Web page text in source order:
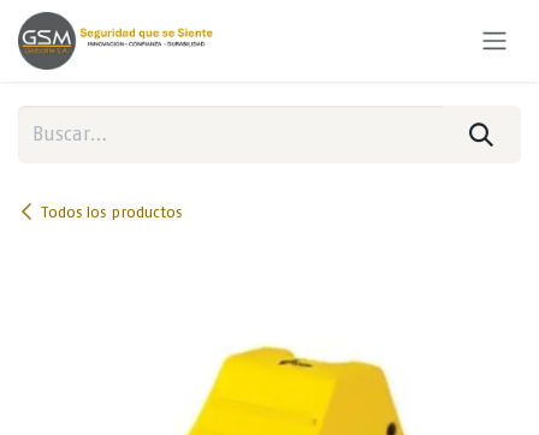
Ir al contenido
Todos los productos